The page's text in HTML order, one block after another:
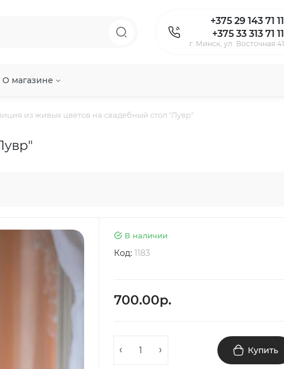
+375 29 143 71 11
+375 33 313 71 11
г. Минск, ул. Восточная 41
О магазине
из живых цветов на свадебный стол "Лувр"
В наличии
Код: 1183
700.00р.
Купить